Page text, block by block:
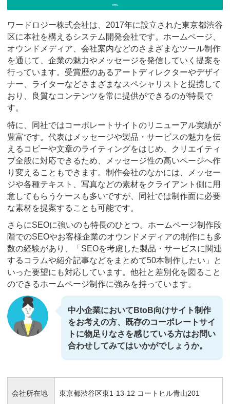
ワードロジー株式会社は、2017年に設立された東京都渋谷
区に本社を構えるシステム開発会社です。ホームページ、
オウンドメディア、会社案内などのさまざまなツール制作
を通じて、企業の魅力やメッセージを発信していく提案を
行っています。受賞歴のあるアートディレクターやデザイ
ナー、ライターなどさまざまなスペシャリストと提携して
おり、良質なコンテンツを常に提供ができるのが特長で
す。
特に、同社ではコーポレートサイトのリニューアル実績が
豊富です。代表はメッセージや製品・サービスの魅力を伝
えるコピーや文章のライティングをはじめ、クリエイティ
ブ全般に対応できるため、メッセージ性の高いページへ作
り変えることもできます。制作会社のなかには、メッセー
ジや各種テキスト、写真などの素材をクライアント側に用
意してもらうケースも多いですが、同社では制作面に必要
な素材を提案することも可能です。
さらにSEOに強いのも特長のひとつ。ホームページ制作段
階でのSEOやお客様企業のオウンドメディアの制作にも多
数の経験があり、「SEOを考慮した製品・サービスに関連
するコラムや紹介記事などをまとめて50本制作したい」と
いった要望にも対応しています。他社と差別化を図ること
のできるホームページ制作に強みを持っています。
中小企業においてBtoB向けサイト制作
をお考えの方、既存のコーポレートサイ
トに物足りなさを感じている方はお問い
合わせしてみてはいかがでしょうか。
会社所在地 東京都渋谷区東1-13-12 コートヒル青山201